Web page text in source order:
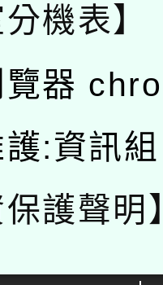
分機表】
覽器
:資訊組
保護聲明